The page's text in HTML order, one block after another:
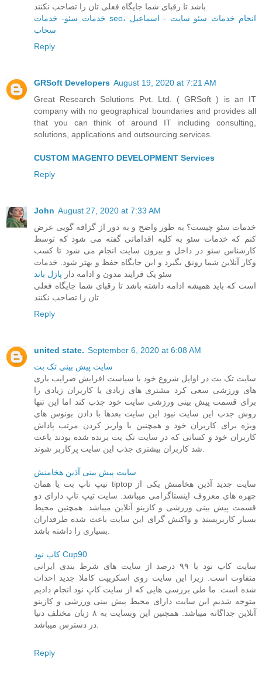
باشد تا رقبای شما جایگاه فعلی تان را تصاحب نکنند
خدمات سئو- خدمات seo، انجام خدمات سئو سایت - اسماعیل
سحاب
Reply
GRSoft Developers August 19, 2020 at 7:21 AM
Great Research Solutions Pvt. Ltd. ( GRSoft ) is an IT
company with no geographical boundaries and provides all
that you can think of around IT including consulting,
solutions, applications and outsourcing services.
CUSTOM MAGENTO DEVELOPMENT Services
Reply
John August 27, 2020 at 7:33 AM
خدمات سئو چیست؟ به طور واضح و به دور از گزافه گویی عرض
کنم که خدمات سئو به کلیه اقداماتی گفته می شود که توسط
کارشناس سئو در داخل و بیرون سایت انجام می شود تا کسب
وکار آنلاین شما رونق بگیرد و این جایگاه حفظ و بهتر شود. خدمات
سئو یک فرایند مدون و ادامه دار پازل باند
است که باید همیشه ادامه داشته باشد تا رقبای شما جایگاه فعلی
تان را تصاحب نکنند
Reply
united state. September 6, 2020 at 6:08 AM
سایت پیش بینی تک بت
سایت تک بت در اوایل شروع خود با سیاست افزایش ضرایب بازی
های ورزشی سعی کرد مشتری های زیادی یا کاربران زیادی را
برای قسمت پیش بینی ورزشی سایت خود جذب کند اما این تنها
روش جذب این سایت نبود این سایت بعدها با دادن بونوس های
ویژه برای کاربران خود و همچنین با واریز کردن مرتب پاداش
کاربران خود و کسانی که در سایت تک بت برنده شده بودند باعث
سایت پیش بینی آذین هخامنش
تیپ تاپ بت یا همان tiptop سایت جدید آذین هخامنش یکی از
چهره های معروف اینستاگرامی میباشد. سایت تیپ تاپ دارای دو
قسمت پیش بینی ورزشی و کازینو آنلاین میباشد. همچنین محیط
بسیار کاربرپسند و واکنش گرای این سایت باعث شده طرفداران
کاپ نود Cup90
سایت کاپ نود با ۹۹ درصد از سایت های شرط بندی ایرانی
متفاوت است. زیرا این سایت روی اسکریپت کاملا جدید احداث
شده است. ما طی بررسی هایی که از سایت کاپ نود انجام دادیم
متوجه شدیم این سایت دارای محیط پیش بینی ورزشی و کازینو
آنلاین جداگانه میباشد. همچنین این وبسایت به ۸ زبان مختلف دنیا
Reply